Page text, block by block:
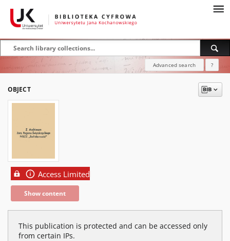
Advanced search ?
OBJECT
Access Limited
Show content
This publication is protected and can be accessed only
from certain IPs.